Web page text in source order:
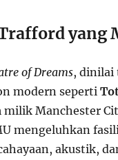
yang
of Dreams, dinilai
modern seperti
milik Manchester
mengeluhkan
akustik,